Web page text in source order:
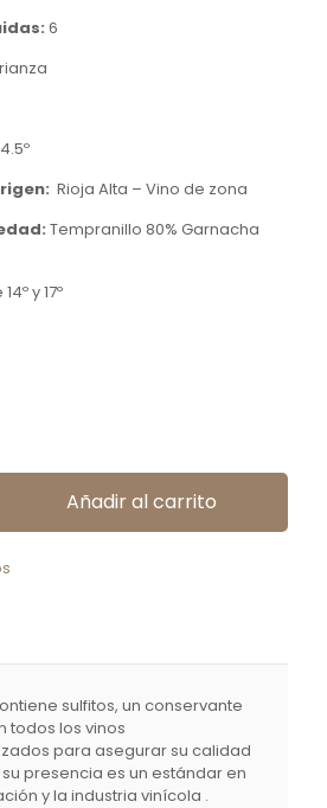
6
Rioja Alta – Vino de zona
Tempranillo 80% Garnacha
y 17º
Añadir al carrito
sulfitos, un conservante
todos los vinos
para asegurar su calidad
presencia es un estándar en
y la industria vinícola .